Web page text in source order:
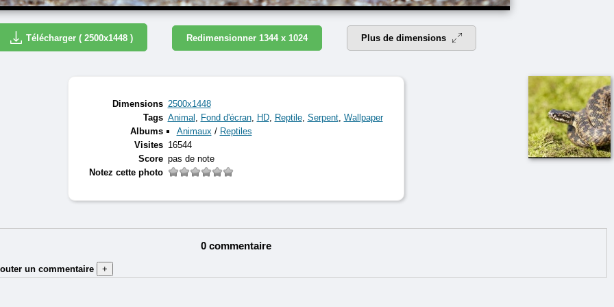
Télécharger ( 2500x1448 ) Redimensionner 1344 x 1024 Plus de dimensions
Dimensions 2500x1448
Tags Animal , Fond d'écran, HD, Reptile, Serpent, Wallpaper
Albums
Animaux/ Reptiles
Visites 16544
Score pas de note
Notez cette photo
0 commentaire
un commentaire
+